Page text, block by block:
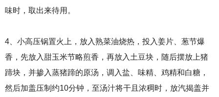
味时，取出来待用。
4、小高压锅置火上，放入熟菜油烧热，投入姜片、葱节爆
香，先放入甜玉米节略煎香，再放入土豆块，随后摆放上猪
蹄块，并掺入蒸猪蹄的原汤，调入盐、味精、鸡精和白糖，
然后加盖压制约10分钟，至汤汁将干且浓稠时，放汽揭盖并